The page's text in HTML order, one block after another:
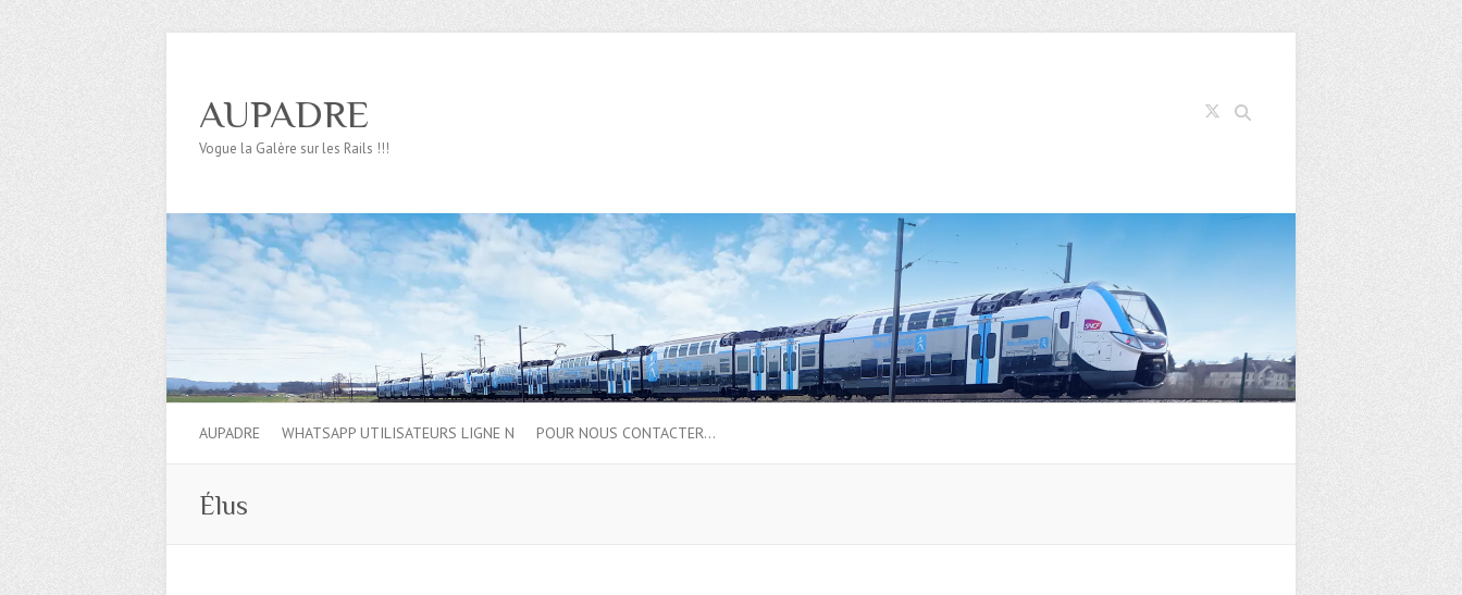
Search
AUPADRE
Vogue la Galère sur les Rails !!!
AUPADRE WHATSAPP UTILISATEURS LIGNE N POUR NOUS CONTACTER…
Élus